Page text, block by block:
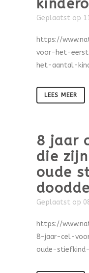
Geplaatst op
https://
voor-het-
het-aantal-
LEES MEER
8 jaar
die
oude
doodde
Geplaatst op
https://
8-jaar-cel-
oude-